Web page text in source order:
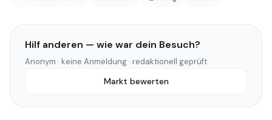
Hilf anderen — wie war dein Besuch?
Anonym · keine Anmeldung · redaktionell geprüft
Markt bewerten